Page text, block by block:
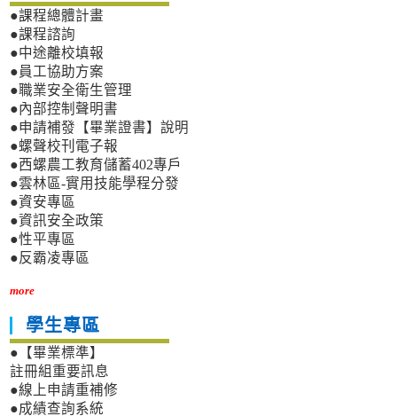
●課程總體計畫
●課程諮詢
●中途離校填報
●員工協助方案
●職業安全衛生管理
●內部控制聲明書
●申請補發【畢業證書】說明
●螺聲校刊電子報
●西螺農工教育儲蓄402專戶
●雲林區-實用技能學程分發
●資安專區
●資訊安全政策
●性平專區
●反霸凌專區
more
學生專區
●【畢業標準】
註冊組重要訊息
●線上申請重補修
●成績查詢系統